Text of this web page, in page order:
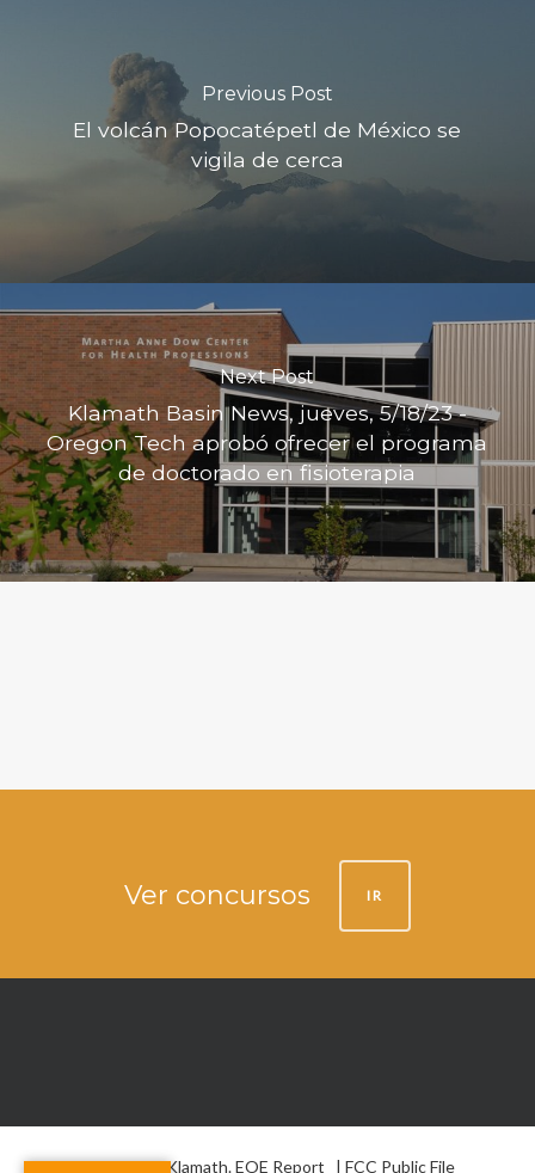
Previous Post
El volcán Popocatépetl de México se
vigila de cerca
Next Post
Klamath Basin News, jueves, 5/18/23 -
Oregon Tech aprobó ofrecer el programa
de doctorado en fisioterapia
Ver concursos IR
© 2026 La Voz de Klamath.EOE Report | FCC Public File